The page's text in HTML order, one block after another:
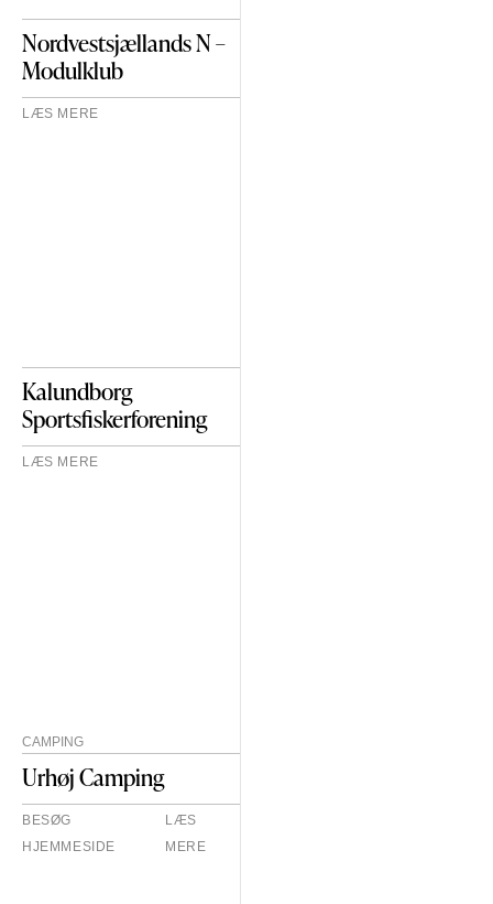
Nordvestsjællands N –
Modulklub
LÆS MERE
Kalundborg
Sportsfiskerforening
LÆS MERE
CAMPING
Urhøj Camping
BESØG
HJEMMESIDE
LÆS
MERE